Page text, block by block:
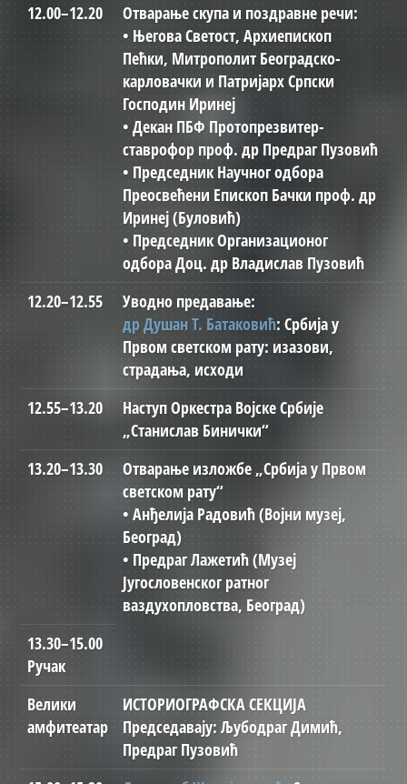
12.00–12.20
Отварање скупа и поздравне речи:
• Његова Светост, Архиепископ
Пећки, Mитрополит Београдско-
карловачки и Патријарх Српски
Господин Иринеј
• Декан ПБФ Протопрезвитер-
ставрофор проф. др Предраг Пузовић
• Председник Научног одбора
Преосвећени Епископ Бачки проф. др
Иринеј (Буловић)
• Председник Организационог
одбора Доц. др Владислав Пузовић
12.20–12.55
Уводно предавање:
др Душан Т. Батаковић: Србија у
Првом светском рату: изазови,
страдања, исходи
12.55–13.20
Наступ Оркестра Војске Србије
„Станислав Бинички“
13.20–13.30
Отварање изложбе „Србија у Првом
светском рату“
• Анђелија Радовић (Војни музеј,
Београд)
• Предраг Лажетић (Музеј
Југословенског ратног
ваздухопловства, Београд)
13.30–15.00
Ручак
Велики
амфитеатар
ИСТОРИОГРАФСКА СЕКЦИЈА
Председавају: Љубодраг Димић,
Предраг Пузовић